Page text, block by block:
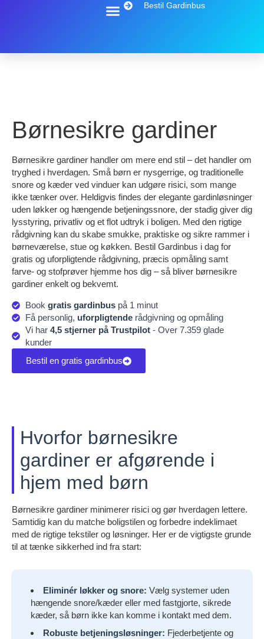
Bestil Gardinbus
Børnesikre gardiner
Børnesikre gardiner handler om mere end stil – det handler om
tryghed i hverdagen. Små børn er nysgerrige, og traditionelle
snore og kæder ved vinduer kan udgøre risici, som mange
ikke tænker over. Heldigvis findes der elegante gardinløsninger
uden løkker og hængende betjeningssnore, der stadig giver dig
lysstyring, privatliv og et flot udtryk i boligen. Med den rigtige
rådgivning kan du skabe smukke, praktiske og sikre rammer i
børneværelse, stue og køkken. Bestil Gardinbus i dag for
gratis og uforpligtende rådgivning, præcis opmåling samt
farve- og stofprøver hjemme hos dig – så bliver børnesikre
gardiner enkelt og bekvemt.
Book gratis gardinbuspå 1 minut
Få personlig, uforpligtenderådgivning og opmåling
Vi har 4,5 stjerner på Trustpilot- Over 7.359 glade
kunder
Bestil en gratis gardinbus
Hvorfor børnesikre
gardiner er afgørende i
hjem med børn
Børnesikre gardiner minimerer risici og gør hverdagen lettere.
Samtidig kan du matche boligstilen og forbedre indeklimaet
med de rigtige tekstiler og løsninger. Her er de vigtigste grunde
til at tænke sikkerhed ind fra start:
Eliminér løkker og snore: Vælg systemer uden
hængende snore/kæder eller med fastgjorte, sikrede
kæder, så børn ikke kan komme i kontakt med dem.
Robuste betjeningsløsninger: Fjederbetjente og